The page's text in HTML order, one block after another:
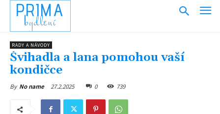
PRIMA
bydlení
RADY A NÁVODY
Švihadla a lana pomohou vaší
kondičce
By No name 27.2.2025 0 739